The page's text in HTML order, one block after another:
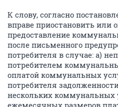
К слову, согласно
вправе приостановить или
предоставление
после письменного
потребителя в случае: а)
потребителем
оплатой коммунальных
потребителя
нескольких
ежемесячных размеров